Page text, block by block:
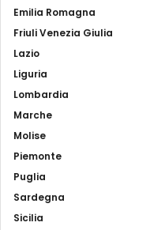
Emilia Romagna
Friuli Venezia Giulia
Lazio
Liguria
Lombardia
Marche
Molise
Piemonte
Puglia
Sardegna
Sicilia